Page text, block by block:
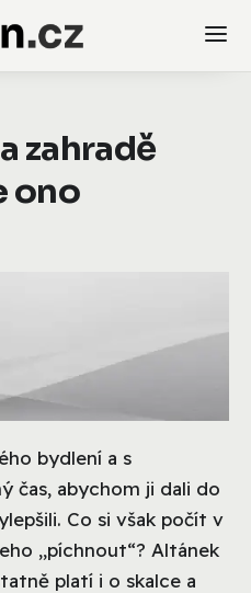
zahradě
ono
bydlení a s
čas, abychom ji dali do
Co si však počít v
„píchnout“? Altánek
platí i o skalce a